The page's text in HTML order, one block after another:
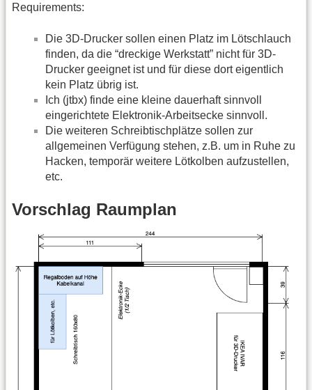
Requirements:
Die 3D-Drucker sollen einen Platz im Lötschlauch
finden, da die “dreckige Werkstatt” nicht für 3D-
Drucker geeignet ist und für diese dort eigentlich
kein Platz übrig ist.
Ich (jtbx) finde eine kleine dauerhaft sinnvoll
eingerichtete Elektronik-Arbeitsecke sinnvoll.
Die weiteren Schreibtischplätze sollen zur
allgemeinen Verfügung stehen, z.B. um in Ruhe zu
Hacken, temporär weitere Lötkolben aufzustellen,
etc.
Vorschlag Raumplan